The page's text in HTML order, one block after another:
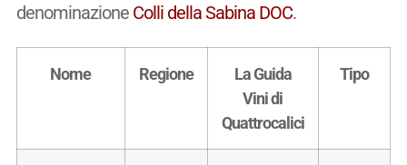
denominazione Colli della Sabina DOC.
Nome Regione
La Guida
Vini di
Quattrocalici
Tipo